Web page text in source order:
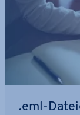
.eml-